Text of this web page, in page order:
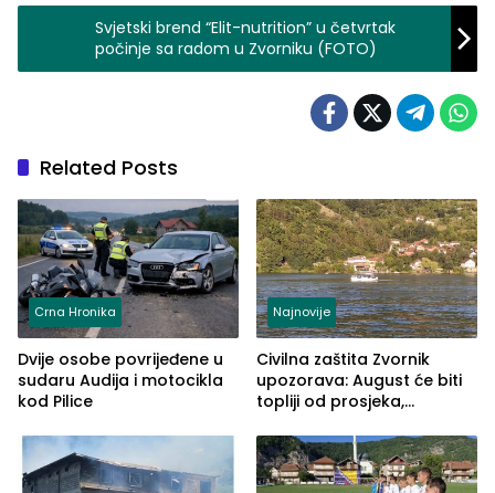
Svjetski brend “Elit-nutrition” u četvrtak
počinje sa radom u Zvorniku (FOTO)
Related Posts
Crna Hronika
Dvije osobe povrijeđene u
sudaru Audija i motocikla
kod Pilice
Najnovije
Civilna zaštita Zvornik
upozorava: August će biti
topliji od prosjeka,
nestašice vode